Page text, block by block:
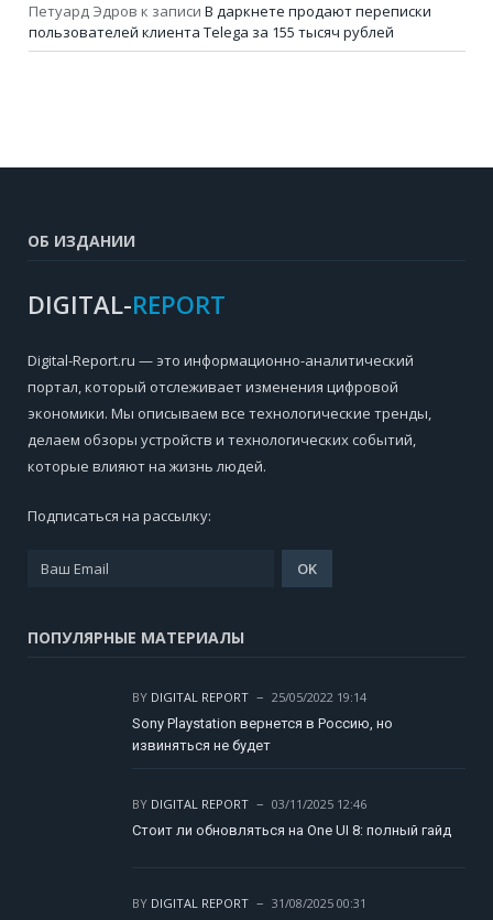
Петуард Эдров к записи В даркнете продают переписки
пользователей клиента Telega за 155 тысяч рублей
ОБ ИЗДАНИИ
DIGITAL-REPORT
Digital-Report.ru — это информационно-аналитический
портал, который отслеживает изменения цифровой
экономики. Мы описываем все технологические тренды,
делаем обзоры устройств и технологических событий,
которые влияют на жизнь людей.
Подписаться на рассылку:
ПОПУЛЯРНЫЕ МАТЕРИАЛЫ
BY DIGITAL REPORT
25/05/2022 19:14
Sony Playstation вернется в Россию, но
извиняться не будет
BY DIGITAL REPORT
03/11/2025 12:46
Стоит ли обновляться на One UI 8: полный гайд
BY DIGITAL REPORT
31/08/2025 00:31